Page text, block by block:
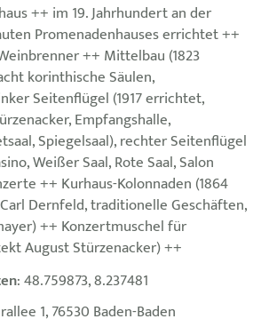
++ im 19. Jahrhundert an der
Promenadenhauses errichtet ++
++ Mittelbau (1823
korinthische Säulen,
Seitenflügel (1917 errichtet,
Empfangshalle,
Spiegelsaal), rechter Seitenflügel
Weißer Saal, Rote Saal, Salon
++ Kurhaus-Kolonnaden (1864
Dernfeld, traditionelle Geschäften,
++ Konzertmuschel für
August Stürzenacker) ++
: 48.759873, 8.237481
1, 76530 Baden-Baden